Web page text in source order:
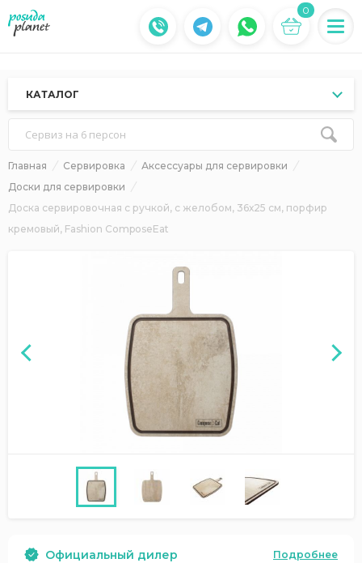
0
КАТАЛОГ
Сервиз на 6 персон
Главная Сервировка
Аксессуары для сервировки
Доски для сервировки
Доска сервировочная с ручкой, с желобом, 36х25 см, порфир
кремовый, Fashion ComposeEat
Официальный дилер Подробнее